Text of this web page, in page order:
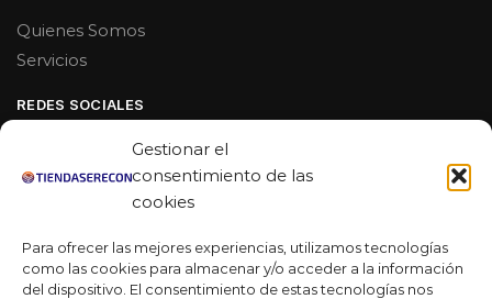
Gestionar el
consentimiento de las
cookies
Para ofrecer las mejores experiencias, utilizamos tecnologías
como las cookies para almacenar y/o acceder a la información
del dispositivo. El consentimiento de estas tecnologías nos
Quienes Somos
Servicios
REDES SOCIALES
Linkedin
MAS DE 50 RESEÑAS